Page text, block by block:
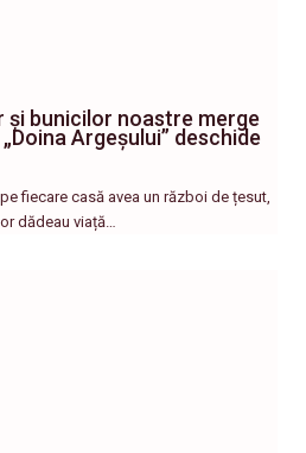
și bunicilor noastre merge
Argeșului” deschide
fiecare casă avea un război de țesut,
dădeau viață…